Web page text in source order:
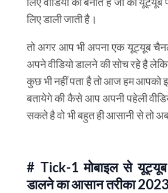
लिए डाली जाती है।
तो अगर आप भी अपना एक यूट्यूब
अपने वीडियो डालने की सोच रहे है
कुछ भी नहीं पता है तो आज हम आपको
बतायेगे की कैसे आप अपनी पहेली
सकते है वो भी बहुत ही आसानी से तो
# Tick-1 मोबाइल से यूट्यूब
डालने का आसान तरीका 2023